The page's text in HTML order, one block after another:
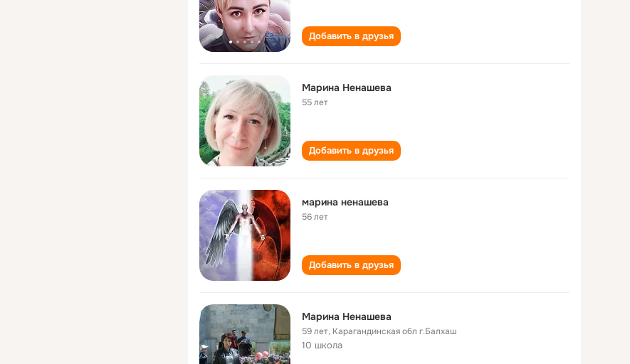
Добавить в друзья
Марина Ненашева
55 лет
Добавить в друзья
марина ненашева
56 лет
Добавить в друзья
Марина Ненашева
59 лет, Карагандинская обл г.Балхаш
10 школа